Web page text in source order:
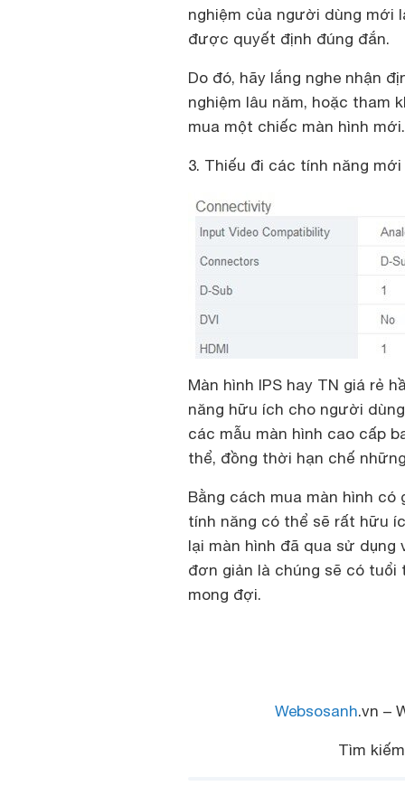
nghiệm của người dùng mới
được quyết định đúng đắn.
Do đó, hãy lắng nghe nhận
nghiệm lâu năm, hoặc tham
mua một chiếc màn hình mới.
3. Thiếu đi các tính năng mới
Màn hình IPS hay TN giá rẻ
năng hữu ích cho người
các mẫu màn hình cao cấp
thể, đồng thời hạn chế
Bằng cách mua màn hình có
tính năng có thể sẽ rất hữu
lại màn hình đã qua sử
đơn giản là chúng sẽ có
mong đợi.
Websosanh.vn –
Tìm